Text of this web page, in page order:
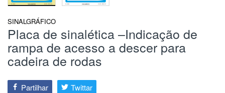
SINALGRÁFICO
Placa de sinalética –Indicação de
rampa de acesso a descer para
cadeira de rodas
Partilhar Twittar